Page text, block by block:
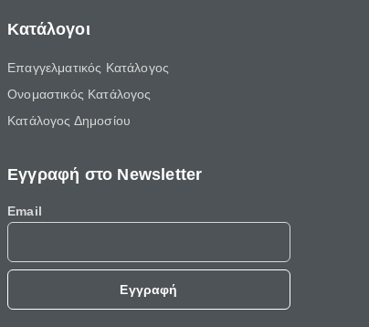
Κατάλογοι
Επαγγελματικός Κατάλογος
Ονομαστικός Κατάλογος
Κατάλογος Δημοσίου
Εγγραφή στο Newsletter
Email
Εγγραφή